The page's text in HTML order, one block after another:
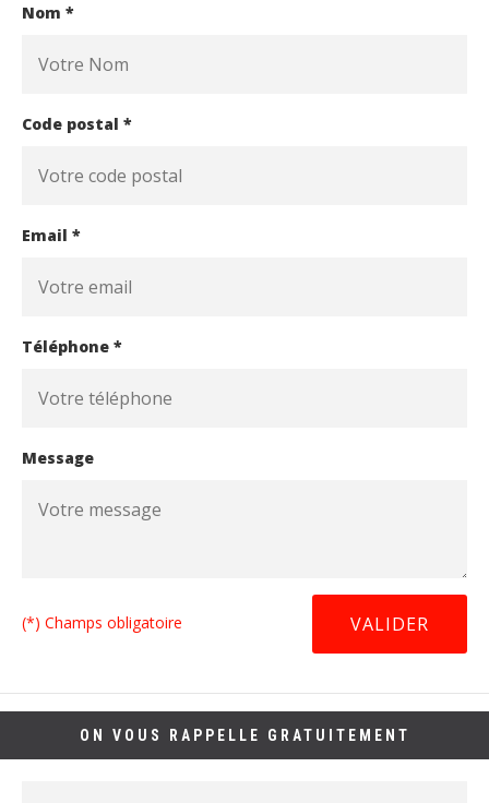
Nom *
Code postal *
Email *
Téléphone *
Message
(*) Champs obligatoire
ON VOUS RAPPELLE GRATUITEMENT